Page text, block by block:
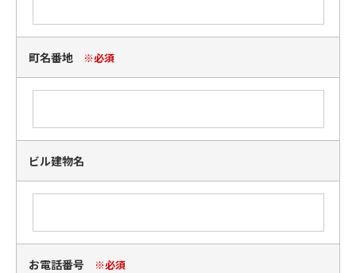
町名番地 ※必須
ビル建物名
お電話番号 ※必須